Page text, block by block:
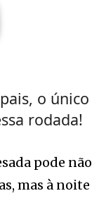
o único
rodada!
pode não
mas à noite